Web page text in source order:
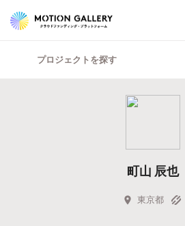
プロジェクトを探す
町山 辰也
東京都